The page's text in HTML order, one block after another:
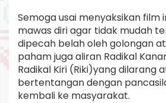
Semoga usai menyaksikan film
mawas diri agar tidak mudah
dipecah belah oleh golongan
paham juga aliran Radikal
Radikal Kiri (Riki)yang dilarang
bertentangan dengan
kembali ke masyarakat.